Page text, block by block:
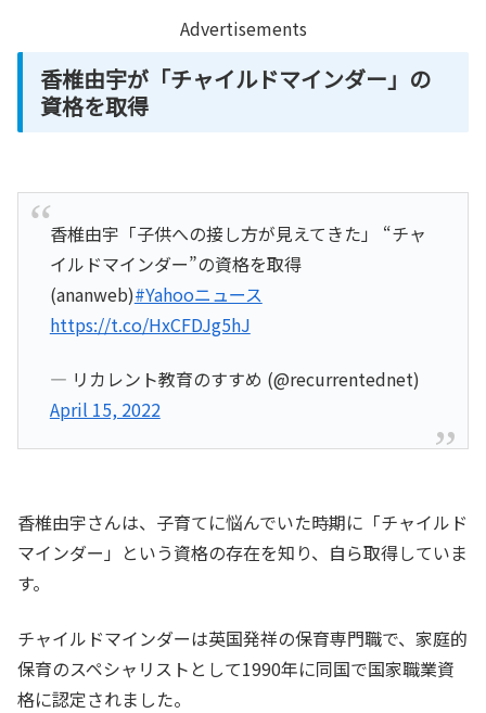
Advertisements
香椎由宇が「チャイルドマインダー」の
資格を取得
香椎由宇「子供への接し方が見えてきた」 “チャ
イルドマインダー”の資格を取得
(ananweb)#Yahooニュース
https://t.co/HxCFDJg5hJ
— リカレント教育のすすめ (@recurrentednet)
April 15, 2022
香椎由宇さんは、子育てに悩んでいた時期に「チャイルド
マインダー」という資格の存在を知り、自ら取得していま
す。
チャイルドマインダーは英国発祥の保育専門職で、家庭的
保育のスペシャリストとして1990年に同国で国家職業資
格に認定されました。